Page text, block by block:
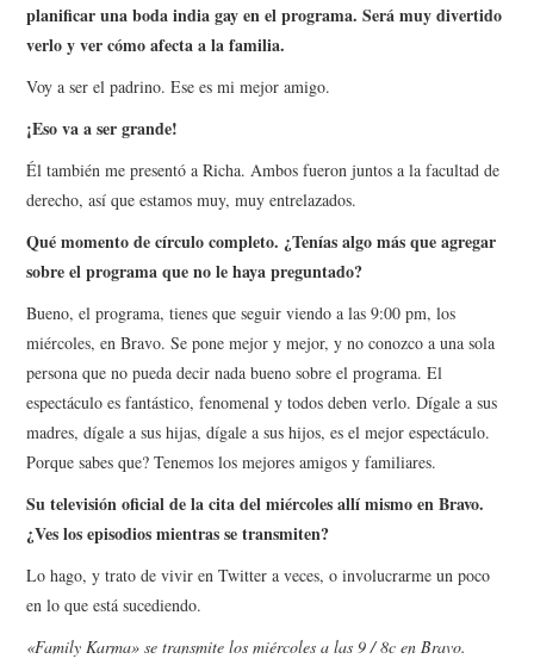
planificar una boda india gay en el programa. Será muy divertido
verlo y ver cómo afecta a la familia.
Voy a ser el padrino. Ese es mi mejor amigo.
¡Eso va a ser grande!
Él también me presentó a Richa. Ambos fueron juntos a la facultad de
derecho, así que estamos muy, muy entrelazados.
Qué momento de círculo completo. ¿Tenías algo más que agregar
sobre el programa que no le haya preguntado?
Bueno, el programa, tienes que seguir viendo a las 9:00 pm, los
miércoles, en Bravo. Se pone mejor y mejor, y no conozco a una sola
persona que no pueda decir nada bueno sobre el programa. El
espectáculo es fantástico, fenomenal y todos deben verlo. Dígale a sus
madres, dígale a sus hijas, dígale a sus hijos, es el mejor espectáculo.
Porque sabes que? Tenemos los mejores amigos y familiares.
Su televisión oficial de la cita del miércoles allí mismo en Bravo.
¿Ves los episodios mientras se transmiten?
Lo hago, y trato de vivir en Twitter a veces, o involucrarme un poco
en lo que está sucediendo.
«Family Karma» se transmite los miércoles a las 9 / 8c en Bravo.